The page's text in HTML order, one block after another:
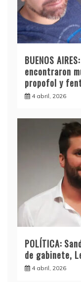
BUENOS
encontraron
propofol y
4 abril, 2026
POLÍTICA:
de gabinete,
4 abril, 2026